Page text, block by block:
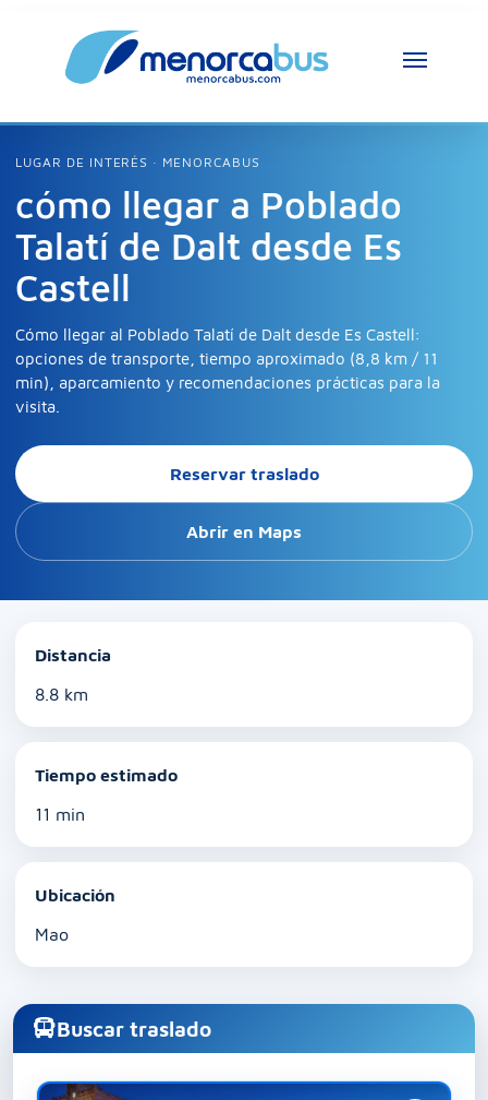
LUGAR DE INTERÉS · MENORCABUS
cómo llegar a Poblado
Talatí de Dalt desde Es
Castell
Cómo llegar al Poblado Talatí de Dalt desde Es Castell:
opciones de transporte, tiempo aproximado (8,8 km / 11
min), aparcamiento y recomendaciones prácticas para la
visita.
Reservar traslado
Abrir en Maps
Distancia
8.8 km
Tiempo estimado
11 min
Ubicación
Mao
Buscar traslado